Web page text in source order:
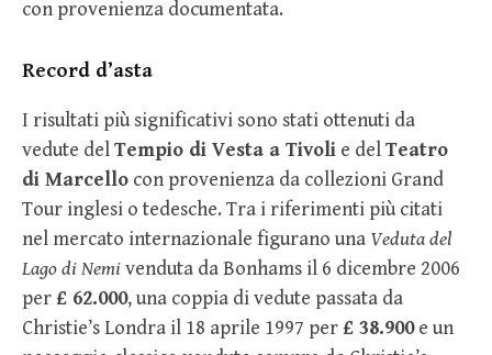
con provenienza documentata.
Record d’asta
I risultati più significativi sono stati ottenuti da
vedute delTempio di Vesta a Tivoli e delTeatro
di Marcello con provenienza da collezioni Grand
Tour inglesi o tedesche. Tra i riferimenti più citati
nel mercato internazionale figurano una Veduta del
Lago di Nemivenduta da Bonhams il 6 dicembre 2006
per£ 62.000, una coppia di vedute passata da
Christie’s Londra il 18 aprile 1997 per£ 38.900e un